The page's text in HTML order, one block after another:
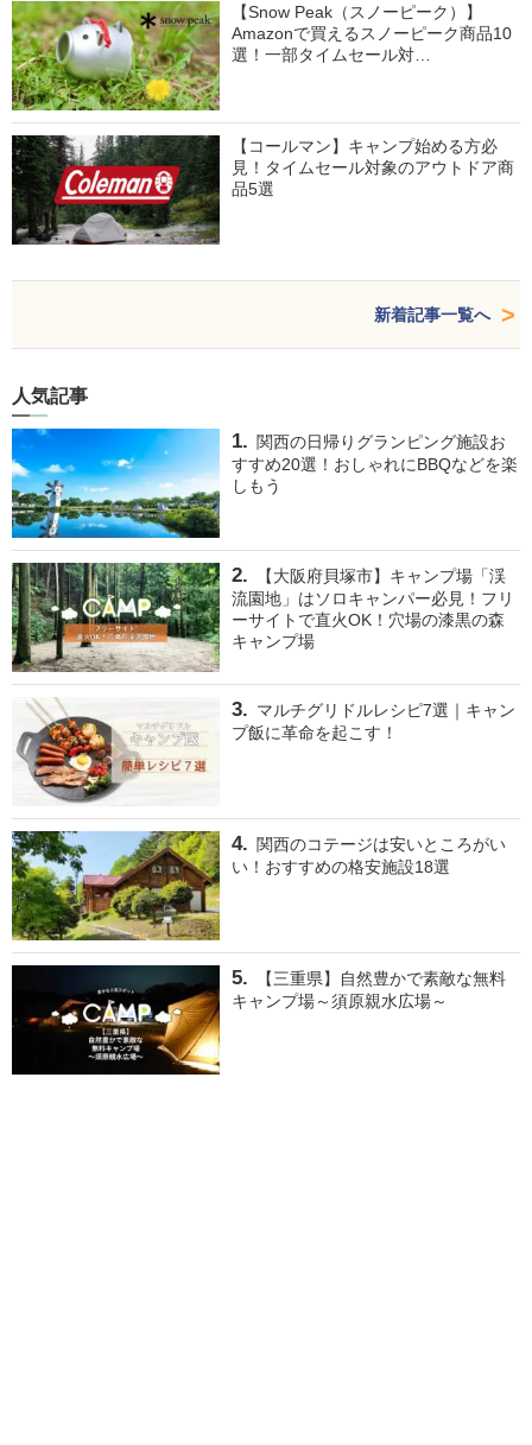
【Snow Peak（スノーピーク）】
Amazonで買えるスノーピーク商品10
選！一部タイムセール対…
【コールマン】キャンプ始める方必
見！タイムセール対象のアウトドア商
品5選
新着記事一覧へ
人気記事
関西の日帰りグランピング施設お
すすめ20選！おしゃれにBBQなどを楽
しもう
【大阪府貝塚市】キャンプ場「渓
流園地」はソロキャンパー必見！フリ
ーサイトで直火OK！穴場の漆黒の森
キャンプ場
マルチグリドルレシピ7選｜キャン
プ飯に革命を起こす！
関西のコテージは安いところがい
い！おすすめの格安施設18選
【三重県】自然豊かで素敵な無料
キャンプ場～須原親水広場～